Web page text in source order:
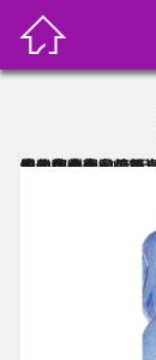

景田纯净水，规格18.9升，由景田公司出品，景田公司是一家专注于饮用水的生产企业，一直注重于质量领先地位，以高品质技术生产饮用包装水。广州景田公司，始建于1992年，是中国极具权威的瓶（桶）装水生产企业之一。目前，包括北京景田食品饮料有限公司和天源长寿村在内的八家分公司、二十八条现代化生产线、2300余在册员工------共同组成了年营业额3.1亿元、利税2200万元、总资产近4亿元的景田实业集团（集团总部坐落于深圳）。公司在全球拥有200多家分销商，产品远销美国、加拿大、俄罗斯、新加坡、马来西亚、澳洲、香港、澳门、马绍尔群岛等国家和地区，是中国水行业中矿泉水出口量最大的、发展速度最快的企业之一。